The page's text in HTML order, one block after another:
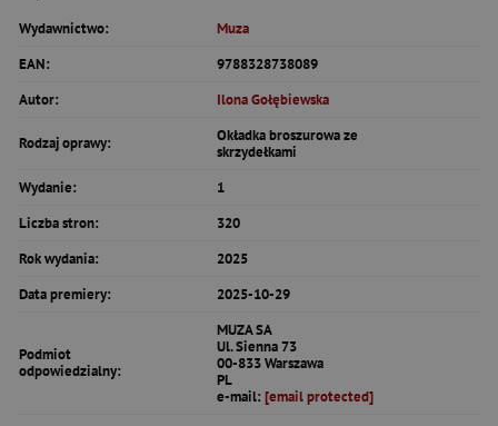
Wydawnictwo:
Muza
EAN:
9788328738089
Autor:
Ilona Gołębiewska
Rodzaj oprawy:
Okładka broszurowa ze
skrzydełkami
Wydanie:
1
Liczba stron:
320
Rok wydania:
2025
Data premiery:
2025-10-29
Podmiot
odpowiedzialny:
MUZA SA
Ul. Sienna 73
00-833 Warszawa
PL
e-mail: [email protected]